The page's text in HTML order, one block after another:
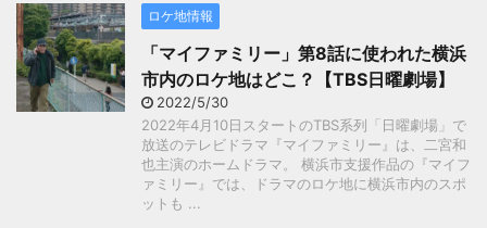
ロケ地情報
「マイファミリー」第8話に使われた横浜
市内のロケ地はどこ？【TBS日曜劇場】
2022/5/30
2022年4月10日スタートのTBS系列「日曜劇場」で
放送のテレビドラマ『マイファミリー』は、二宮和
也主演のホームドラマ。 横浜市支援作品の『マイフ
ァミリー』では、ドラマのロケ地に横浜市内のスポ
ットも ...